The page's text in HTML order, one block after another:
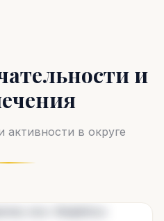
и
активности в округе